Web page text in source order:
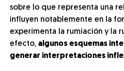
sobre lo que representa una
influyen notablemente en la
experimenta la rumiación y la
efecto, algunos esquemas
generar interpretaciones